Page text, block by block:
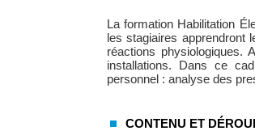
La formation Habilitation
les stagiaires apprendront
réactions physiologiques.
installations. Dans ce
personnel : analyse des
CONTENU ET